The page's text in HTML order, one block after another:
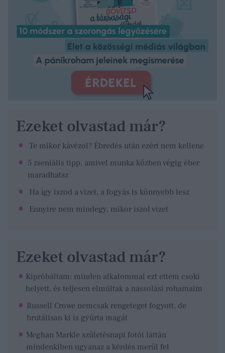
Ezeket olvastad már?
Te mikor kávézol? Ébredés után ezért nem kellene
5 zseniális tipp, amivel munka közben végig éber
maradhatsz
Ha így iszod a vizet, a fogyás is könnyebb lesz
Ennyire nem mindegy, mikor iszol vizet
Ezeket olvastad már?
Kipróbáltam: minden alkalommal ezt ettem csoki
helyett, és teljesen elmúltak a nassolási rohamaim
Russell Crowe nemcsak rengeteget fogyott, de
brutálisan ki is gyúrta magát
Meghan Markle születésnapi fotói láttán
mindenkiben ugyanaz a kérdés merül fel